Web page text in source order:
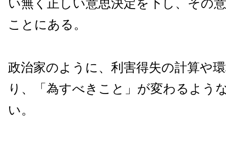
い無く正しい意思決定を下し、その
ことにある。
政治家のように、利害得失の計算や
り、「為すべきこと」が変わるよう
い。